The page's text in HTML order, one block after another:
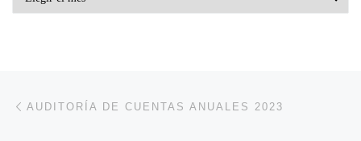
AUDITORÍA DE CUENTAS ANUALES 2023